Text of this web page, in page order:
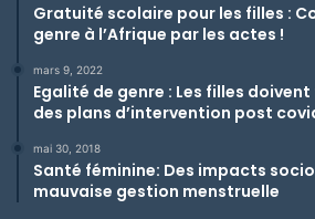
Gratuité scolaire pour les filles :
genre à l’Afrique par les actes !
mars 9, 2022
Egalité de genre : Les filles
des plans d’intervention post
mai 30, 2018
Santé féminine: Des impacts
mauvaise gestion menstruelle